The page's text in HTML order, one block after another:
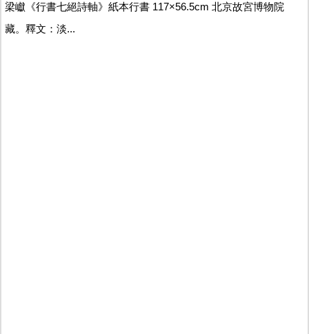
梁巘《行書七絕詩軸》紙本行書 117×56.5cm 北京故宮博物院
藏。釋文：淡...